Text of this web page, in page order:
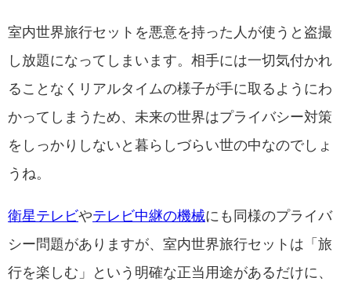
室内世界旅行セットを悪意を持った人が使うと盗撮
し放題になってしまいます。相手には一切気付かれ
ることなくリアルタイムの様子が手に取るようにわ
かってしまうため、未来の世界はプライバシー対策
をしっかりしないと暮らしづらい世の中なのでしょ
うね。
衛星テレビやテレビ中継の機械にも同様のプライバ
シー問題がありますが、室内世界旅行セットは「旅
行を楽しむ」という明確な正当用途があるだけに、